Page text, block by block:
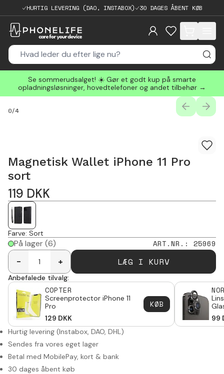
HURTIG LEVERING (DAO, INSTABOX) 30 DAGES ÅBENT KØB
items in cart,
Se sommerudsalget! ☀️ Gør et godt kup på smarte
opladningsløsninger, hovedtelefoner og andet tilbehør →
0/4
Magnetisk Wallet iPhone 11 Pro
sort
119 DKK
Farve: Sort
På lager(6) ART.NR. : 25969
-
+ LÆG I KURV
Anbefalede tilvalg:
COPTER
Screenprotector iPhone 11
Pro
129 DKK
KØB
99
Hurtig levering (Instabox, DAO, DHL)
Sendes fra vores eget lager
Betal med MobilePay, kort & bank
30 dages åbent køb